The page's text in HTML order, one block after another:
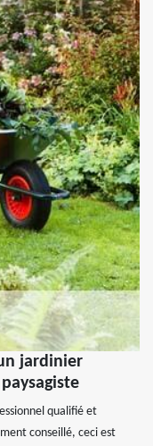
jardinier
qualifié et
conseillé, ceci est